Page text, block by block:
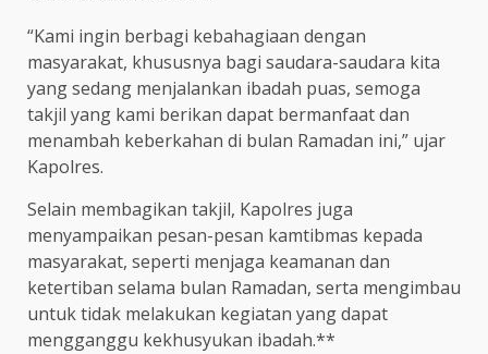
“Kami ingin berbagi kebahagiaan dengan
masyarakat, khususnya bagi saudara-saudara kita
yang sedang menjalankan ibadah puas, semoga
takjil yang kami berikan dapat bermanfaat dan
menambah keberkahan di bulan Ramadan ini,” ujar
Kapolres.
Selain membagikan takjil, Kapolres juga
menyampaikan pesan-pesan kamtibmas kepada
masyarakat, seperti menjaga keamanan dan
ketertiban selama bulan Ramadan, serta mengimbau
untuk tidak melakukan kegiatan yang dapat
mengganggu kekhusyukan ibadah.**